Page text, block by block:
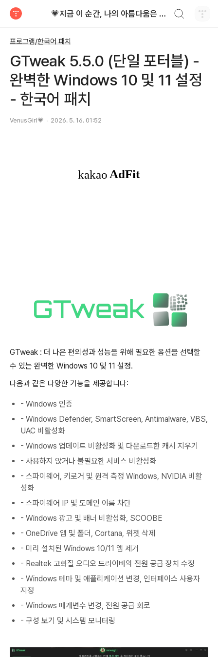
💗지금 이 순간, 나의 아름다움은 가장 빛난다!
프로그램/한국어 패치
GTweak 5.5.0 (단일 포터블) -
완벽한 Windows 10 및 11 설정
- 한국어 패치
VenusGirl💗 2026. 5. 16. 01:52
GTweak : 더 나은 편의성과 성능을 위해 필요한 옵션을 선택할
수 있는 완벽한 Windows 10 및 11 설정.
다음과 같은 다양한 기능을 제공합니다:
- Windows 인증
- Windows Defender, SmartScreen, Antimalware, VBS,
UAC 비활성화
- Windows 업데이트 비활성화 및 다운로드한 캐시 지우기
- 사용하지 않거나 불필요한 서비스 비활성화
- 스파이웨어, 키로거 및 원격 측정 Windows, NVIDIA 비활
성화
- 스파이웨어 IP 및 도메인 이름 차단
- Windows 광고 및 배너 비활성화, SCOOBE
- OneDrive 앱 및 폴더, Cortana, 위젯 삭제
- 미리 설치된 Windows 10/11 앱 제거
- Realtek 고화질 오디오 드라이버의 전원 공급 장치 수정
- Windows 테마 및 애플리케이션 변경, 인터페이스 사용자
지정
- Windows 매개변수 변경, 전원 공급 회로
- 구성 보기 및 시스템 모니터링